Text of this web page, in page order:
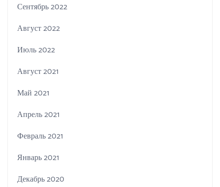
Сентябрь 2022
Август 2022
Июль 2022
Август 2021
Май 2021
Апрель 2021
Февраль 2021
Январь 2021
Декабрь 2020